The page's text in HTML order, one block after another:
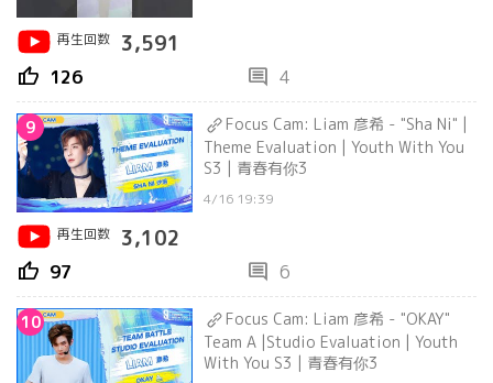
再生回数 3,591
thumb_up 126 comment 4
9
Focus Cam: Liam 彦希 - "Sha Ni" |
Theme Evaluation | Youth With You
S3 | 青春有你3
4/16 19:39
再生回数
3,102
thumb_up 97 comment 6
10
Focus Cam: Liam 彦希 - "OKAY"
Team A |Studio Evaluation | Youth
With You S3 | 青春有你3